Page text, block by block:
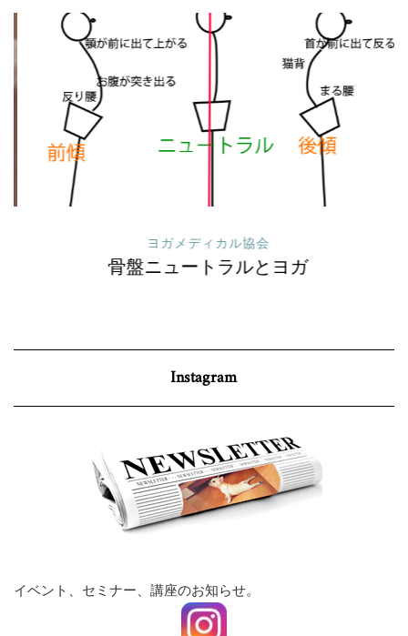
ヨガメディカル協会
骨盤ニュートラルとヨガ
Instagram
イベント、セミナー、講座のお知らせ。